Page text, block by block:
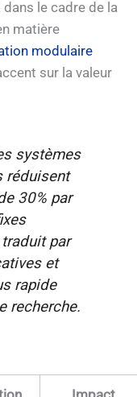
le cadre de la
matière
modulaire
sur la valeur
systèmes
réduisent
30% par
par
et
rapide
recherche.